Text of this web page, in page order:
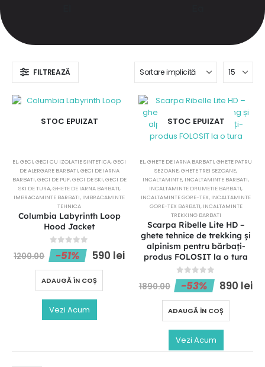
FILTREAZĂ
STOC EPUIZAT
EL,GECI,GECI CU IZOLATIE SINTETICA,GECI
DE ALERGARE BARBATI,GECI DE IARNA
BARBATI,GECI DE PUF,GECI DE SKI,GECI DE
SKI DE TURA,GHETE DE IARNA BARBATI,
IMBRACAMINTE BARBATI, IMBRACAMINTE
TEHNICA
Columbia Labyrinth Loop
Hood Jacket
0out of 5
1200.00 -51% 590 lei
ADAUGĂ ÎN COȘ
Vezi Acum
STOC EPUIZAT
EL,GHETE DE IARNA BARBATI,GHETE PATRU
SEZOANE,GHETE TREI SEZOANE,
INCALTAMINTE, INCALTAMINTE BARBATI,
INCALTAMINTE DRUMETIE BARBATI,
INCALTAMINTE GORE-TEX, INCALTAMINTE
GORE-TEX BARBATI, INCALTAMINTE
TREKKING BARBATI
Scarpa Ribelle Lite HD –
ghete tehnice de trekking și
alpinism pentru bărbați-
produs FOLOSIT la o tura
0out of 5
1890.00 -53% 890 lei
ADAUGĂ ÎN COȘ
Vezi Acum